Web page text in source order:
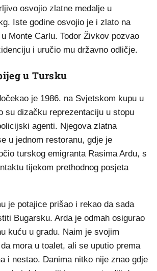
osvojio zlatne medalje u
Iste godine osvojio je i zlato na
Monte Carlu. Todor Živkov pozvao
i uručio mu državno odličje.
u Tursku
je 1986. na Svjetskom kupu u
su dizačku reprezentaciju u stopu
agenti. Njegova zlatna
u jednom restoranu, gdje je
turskog emigranta Rasima Ardu, s
tijekom prethodnog posjeta
je potajice prišao i rekao da sada
Bugarsku. Arda je odmah osigurao
kuću u gradu. Naim je svojim
mora u toalet, ali se uputio prema
i nestao. Danima nitko nije znao gdje